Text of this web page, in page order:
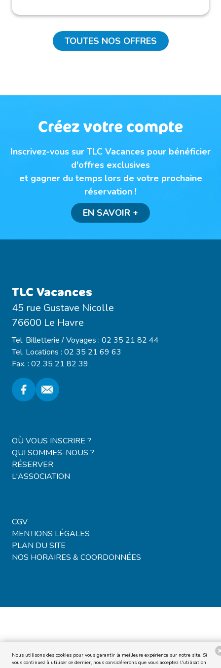
Nous utilisons des cookies pour vous garantir la meilleure expérience sur notre site. Si
vous continuez à utiliser ce dernier, nous considérerons que vous acceptez l'utilisation
TOUTES NOS OFFRES
Créez votre compte
Inscrivez-vous sur TLC Vacances pour bénéficier
d'offres exclusives
et gagner du temps lors de votre prochaine
réservation !
EN SAVOIR +
TLC Vacances
45 rue Gustave Nicolle
76600 Le Havre
Tel. Billetterie / Voyages : 02 35 21 82 44
Tel. Locations : 02 35 21 69 63
Fax. : 02 35 21 82 39
OÙ VOUS INSCRIRE ?
QUI SOMMES-NOUS ?
RÉSERVER
L'ASSOCIATION
CGV
MENTIONS LÉGALES
PLAN DU SITE
NOS HORAIRES & COORDONNÉES